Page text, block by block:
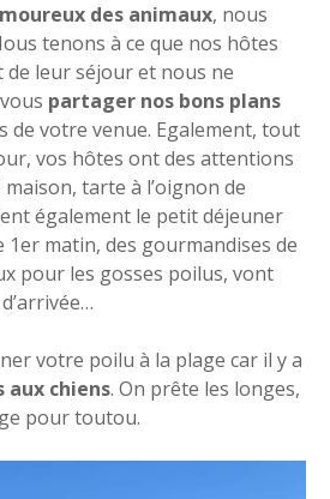
des animaux, nous
tenons à ce que nos hôtes
leur séjour et nous ne
partager nos bons plans
de votre venue. Egalement, tout
vos hôtes ont des attentions
tarte à l’oignon de
également le petit déjeuner
matin, des gourmandises de
pour les gosses poilus, vont
votre poilu à la plage car il y a
aux chiens. On prête les longes,
pour toutou.